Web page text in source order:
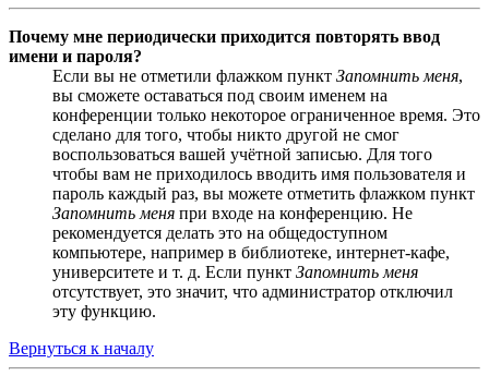
Почему мне периодически приходится повторять ввод
имени и пароля?
Если вы не отметили флажком пункт Запомнить меня,
вы сможете оставаться под своим именем на
конференции только некоторое ограниченное время. Это
сделано для того, чтобы никто другой не смог
воспользоваться вашей учётной записью. Для того
чтобы вам не приходилось вводить имя пользователя и
пароль каждый раз, вы можете отметить флажком пункт
Запомнить меня при входе на конференцию. Не
рекомендуется делать это на общедоступном
компьютере, например в библиотеке, интернет-кафе,
университете и т. д. Если пункт Запомнить меня
отсутствует, это значит, что администратор отключил
эту функцию.
Вернуться к началу